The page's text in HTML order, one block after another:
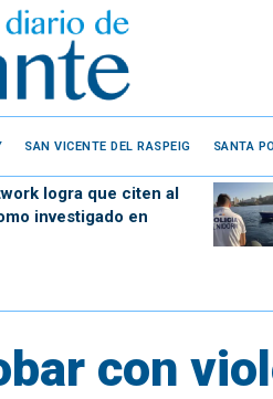
SAN VICENTE DEL RASPEIG SANTA
logra que citen al
investigado en
con